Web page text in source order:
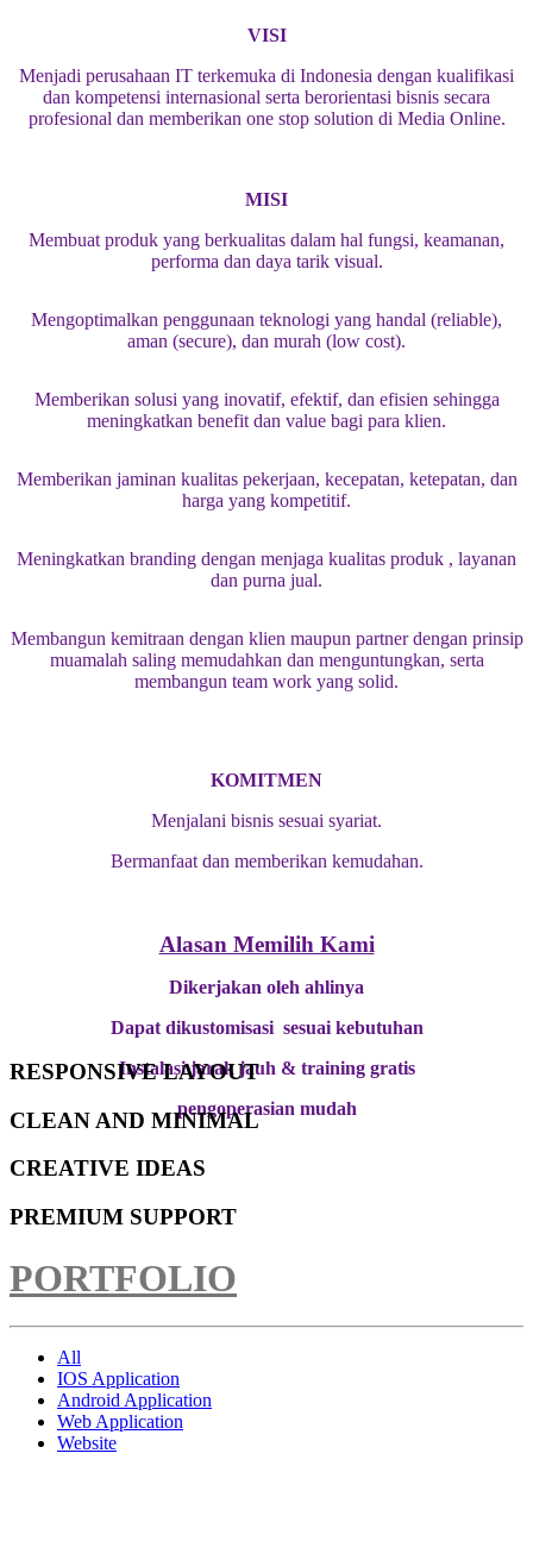
VISI
Menjadi perusahaan IT terkemuka di Indonesia dengan kualifikasi
dan kompetensi internasional serta berorientasi bisnis secara
profesional dan memberikan one stop solution di Media Online.
MISI
Membuat produk yang berkualitas dalam hal fungsi, keamanan,
performa dan daya tarik visual.
Mengoptimalkan penggunaan teknologi yang handal (reliable),
aman (secure), dan murah (low cost).
Memberikan solusi yang inovatif, efektif, dan efisien sehingga
meningkatkan benefit dan value bagi para klien.
Memberikan jaminan kualitas pekerjaan, kecepatan, ketepatan, dan
harga yang kompetitif.
Meningkatkan branding dengan menjaga kualitas produk , layanan
dan purna jual.
Membangun kemitraan dengan klien maupun partner dengan prinsip
muamalah saling memudahkan dan menguntungkan, serta
membangun team work yang solid.
KOMITMEN
Menjalani bisnis sesuai syariat.
Bermanfaat dan memberikan kemudahan.
Alasan Memilih Kami
Dikerjakan oleh ahlinya
Dapat dikustomisasi sesuai kebutuhan
Instalasi jarak jauh & training gratis
pengoperasian mudah
RESPONSIVE LAYOUT
CLEAN AND MINIMAL
CREATIVE IDEAS
PREMIUM SUPPORT
PORTFOLIO
All
IOS Application
Android Application
Web Application
Website